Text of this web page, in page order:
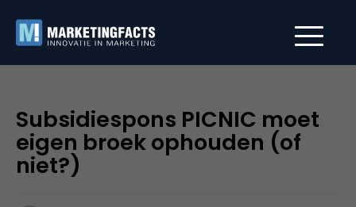
Subsidiespons PICNIC moet
eigen broek ophouden (of
niet?)